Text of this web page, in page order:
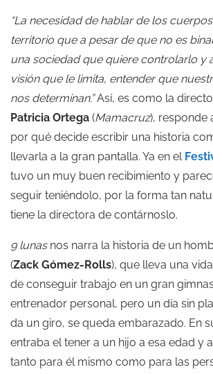
“La necesidad de hablar de los
territorio que a pesar de que no es
una sociedad que quiere controlarlo y
visión que le limita, entender que
nos determinan.”Así, es como la
Patricia Ortega (Mamacruz), responde
por qué decide escribir una historia
llevarla a la gran pantalla. Ya en el
tuvo un muy buen recibimiento y
seguir teniéndolo, por la forma tan
tiene la directora de contárnoslo.
9 lunasnos narra la historia de un
(Zack Gómez-Rolls), que lleva una
de conseguir trabajo en un gran
entrenador personal, pero un día sin
da un giro, se queda embarazado. En
entraba el tener a un hijo a esa edad y
tanto para él mismo como para las